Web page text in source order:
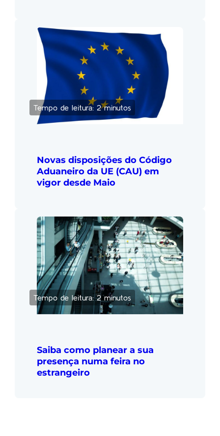
Tempo de leitura: 2 minutos
Novas disposições do Código
Aduaneiro da UE (CAU) em
vigor desde Maio
Tempo de leitura: 2 minutos
Saiba como planear a sua
presença numa feira no
estrangeiro